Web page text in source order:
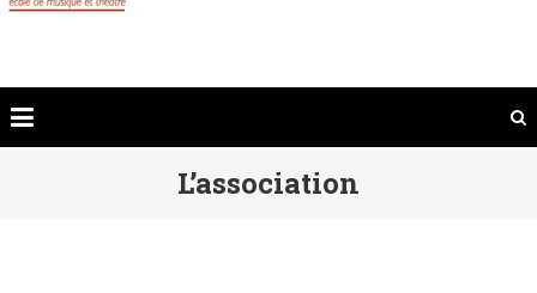
L’association